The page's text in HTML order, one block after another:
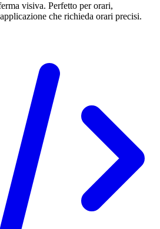
visiva. Perfetto per orari,
che richieda orari precisi.